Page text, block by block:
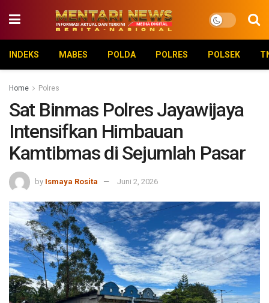
INDEKS MABES POLDA POLRES POLSEK
Home Polres
Sat Binmas Polres Jayawijaya
Intensifkan Himbauan
Kamtibmas di Sejumlah Pasar
by Ismaya Rosita Juni 2, 2026